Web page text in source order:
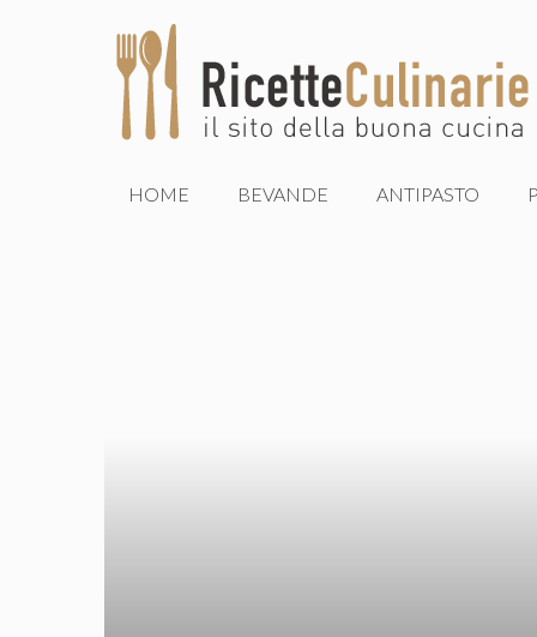
HOME BEVANDE ANTIPASTO